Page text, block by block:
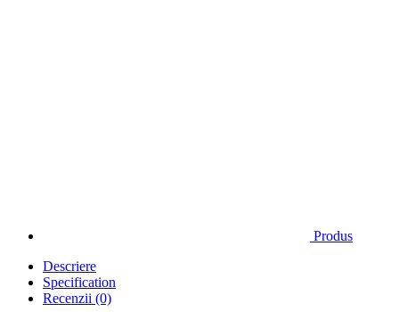
Produs
Descriere
Specification
Recenzii (0)